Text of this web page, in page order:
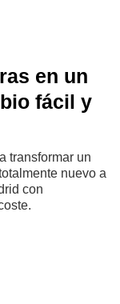
en un
fácil y
transformar un
nuevo a
con